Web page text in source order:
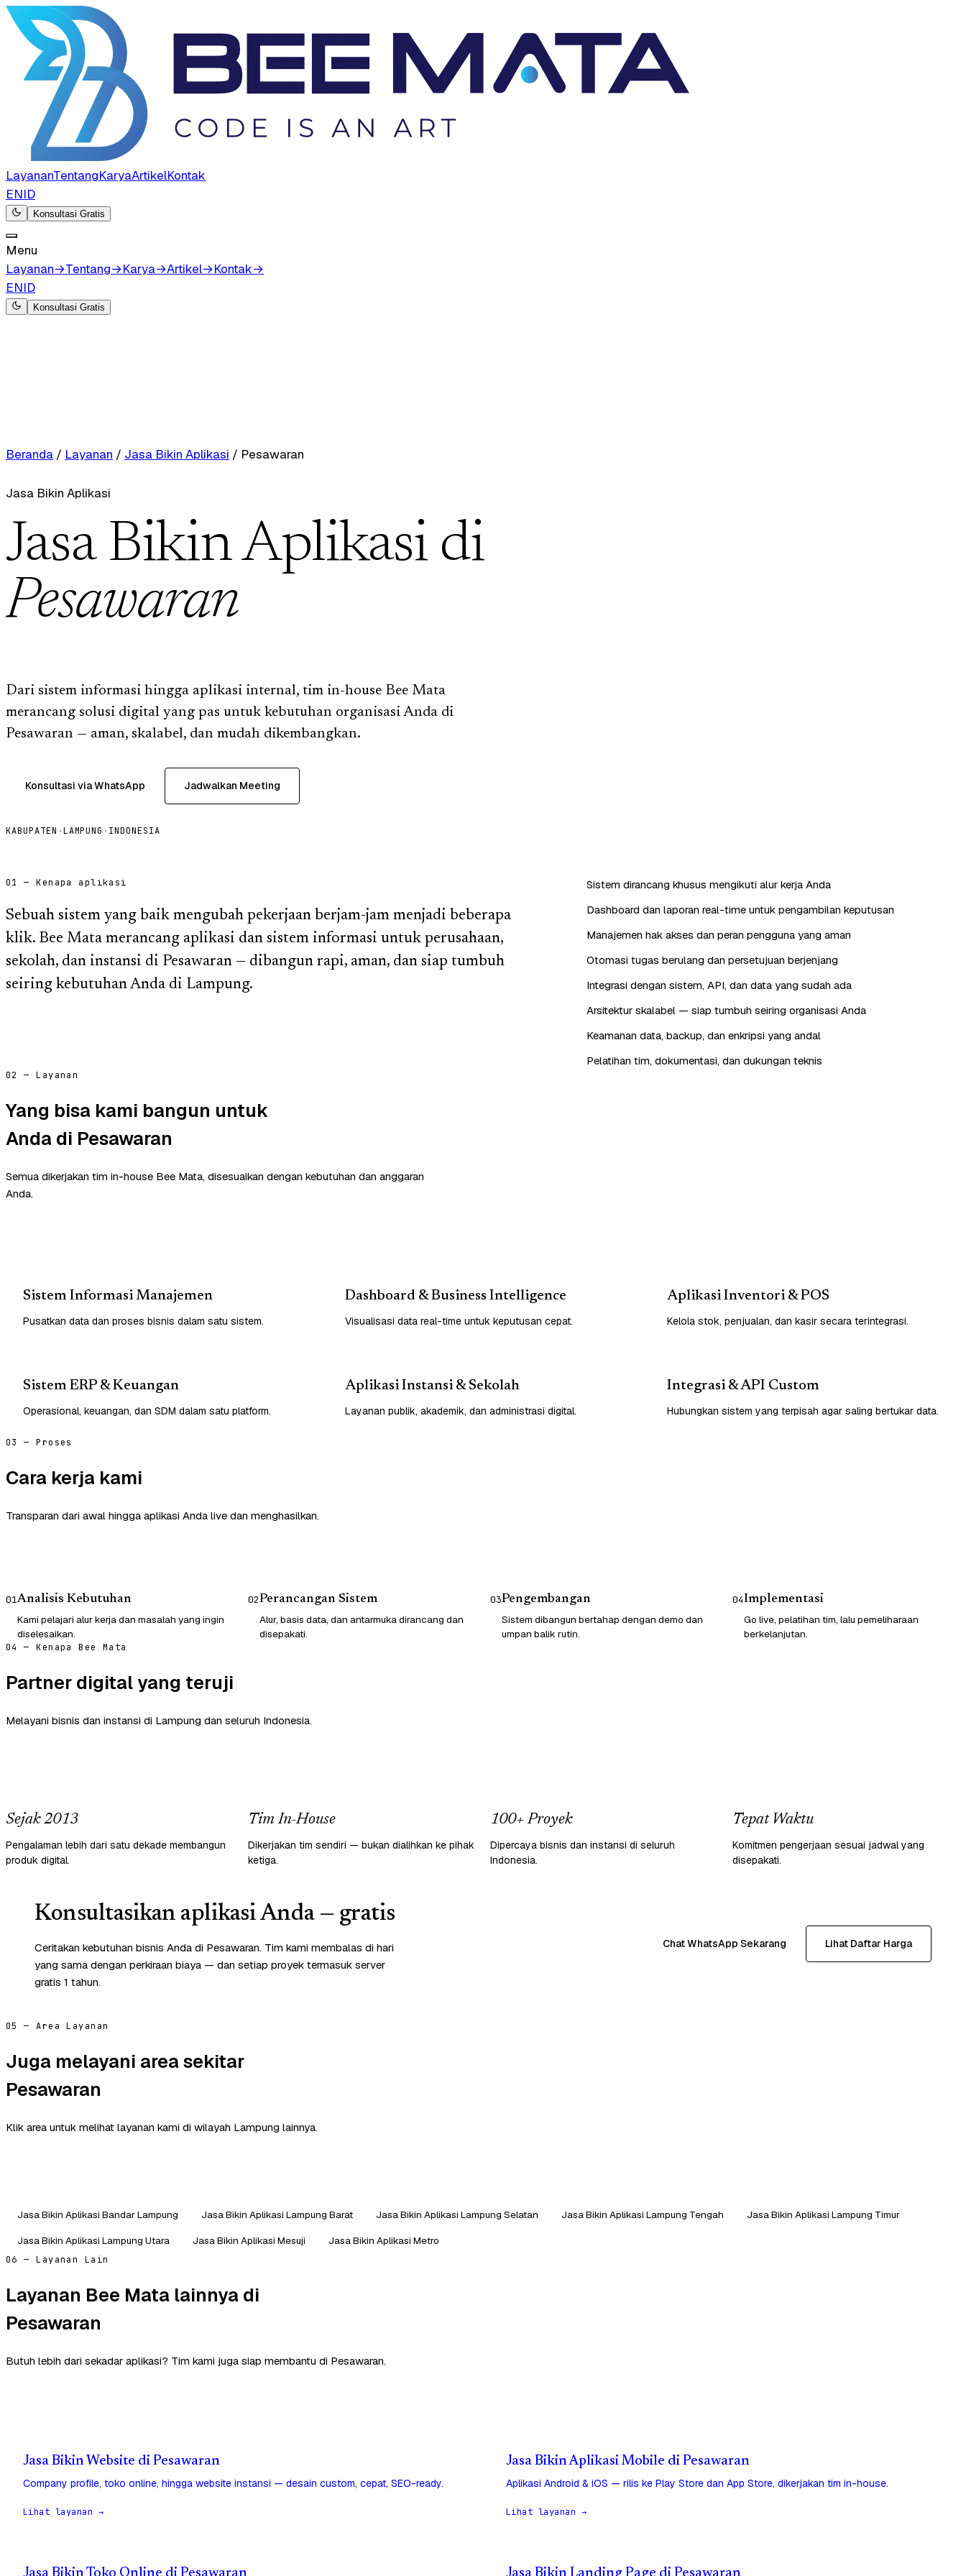
LayananTentangKaryaArtikelKontak
ENID
Konsultasi Gratis
Menu
Layanan→Tentang→Karya→Artikel→Kontak→
ENID
Konsultasi Gratis
Beranda / Layanan / Jasa Bikin Aplikasi / Pesawaran
Jasa Bikin Aplikasi
Jasa Bikin Aplikasi di
Pesawaran
Dari sistem informasi hingga aplikasi internal, tim in-house Bee Mata
merancang solusi digital yang pas untuk kebutuhan organisasi Anda di
Pesawaran — aman, skalabel, dan mudah dikembangkan.
Konsultasi via WhatsApp Jadwalkan Meeting
KABUPATEN ·LAMPUNG · INDONESIA
01 — Kenapa aplikasi
Sebuah sistem yang baik mengubah pekerjaan berjam-jam menjadi beberapa
klik. Bee Mata merancang aplikasi dan sistem informasi untuk perusahaan,
sekolah, dan instansi di Pesawaran — dibangun rapi, aman, dan siap tumbuh
seiring kebutuhan Anda di Lampung.
Sistem dirancang khusus mengikuti alur kerja Anda
Dashboard dan laporan real-time untuk pengambilan keputusan
Manajemen hak akses dan peran pengguna yang aman
Otomasi tugas berulang dan persetujuan berjenjang
Integrasi dengan sistem, API, dan data yang sudah ada
Arsitektur skalabel — siap tumbuh seiring organisasi Anda
Keamanan data, backup, dan enkripsi yang andal
Pelatihan tim, dokumentasi, dan dukungan teknis
02 — Layanan
Yang bisa kami bangun untuk
Anda di Pesawaran
Semua dikerjakan tim in-house Bee Mata, disesuaikan dengan kebutuhan dan anggaran
Anda.
Sistem Informasi Manajemen
Pusatkan data dan proses bisnis dalam satu sistem.
Dashboard & Business Intelligence
Visualisasi data real-time untuk keputusan cepat.
Aplikasi Inventori & POS
Kelola stok, penjualan, dan kasir secara terintegrasi.
Sistem ERP & Keuangan
Operasional, keuangan, dan SDM dalam satu platform.
Aplikasi Instansi & Sekolah
Layanan publik, akademik, dan administrasi digital.
Integrasi & API Custom
Hubungkan sistem yang terpisah agar saling bertukar data.
03 — Proses
Cara kerja kami
Transparan dari awal hingga aplikasi Anda live dan menghasilkan.
01Analisis Kebutuhan
Kami pelajari alur kerja dan masalah yang ingin
diselesaikan.
02Perancangan Sistem
Alur, basis data, dan antarmuka dirancang dan
disepakati.
03Pengembangan
Sistem dibangun bertahap dengan demo dan
umpan balik rutin.
04Implementasi
Go live, pelatihan tim, lalu pemeliharaan
berkelanjutan.
04 — Kenapa Bee Mata
Partner digital yang teruji
Melayani bisnis dan instansi di Lampung dan seluruh Indonesia.
Sejak 2013
Pengalaman lebih dari satu dekade membangun
produk digital.
Tim In-House
Dikerjakan tim sendiri — bukan dialihkan ke pihak
ketiga.
100+ Proyek
Dipercaya bisnis dan instansi di seluruh
Indonesia.
Tepat Waktu
Komitmen pengerjaan sesuai jadwal yang
disepakati.
Konsultasikan aplikasi Anda — gratis
Ceritakan kebutuhan bisnis Anda di Pesawaran. Tim kami membalas di hari
yang sama dengan perkiraan biaya — dan setiap proyek termasuk server
gratis 1 tahun.
Chat WhatsApp Sekarang Lihat Daftar Harga
05 — Area Layanan
Juga melayani area sekitar
Pesawaran
Klik area untuk melihat layanan kami di wilayah Lampung lainnya.
Jasa Bikin Aplikasi Bandar Lampung Jasa Bikin Aplikasi Lampung Barat Jasa Bikin Aplikasi Lampung Selatan Jasa Bikin Aplikasi Lampung Tengah
Jasa Bikin Aplikasi Lampung Timur
Jasa Bikin Aplikasi Lampung Utara
Jasa Bikin Aplikasi Mesuji Jasa Bikin Aplikasi Metro
06 — Layanan Lain
Layanan Bee Mata lainnya di
Pesawaran
Butuh lebih dari sekadar aplikasi? Tim kami juga siap membantu di Pesawaran.
Jasa Bikin Website di Pesawaran
Company profile, toko online, hingga website instansi — desain custom, cepat, SEO-ready.
Lihat layanan →
Jasa Bikin Aplikasi Mobile di Pesawaran
Aplikasi Android & iOS — rilis ke Play Store dan App Store, dikerjakan tim in-house.
Lihat layanan →